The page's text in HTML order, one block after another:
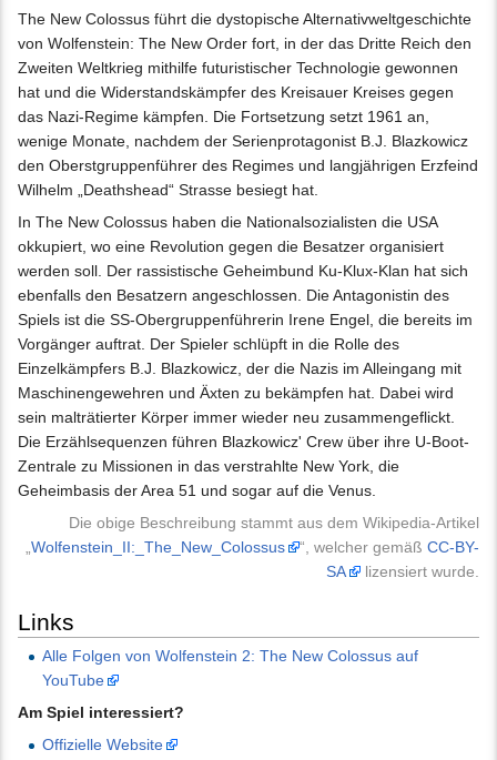
The New Colossus führt die dystopische Alternativweltgeschichte
von Wolfenstein: The New Order fort, in der das Dritte Reich den
Zweiten Weltkrieg mithilfe futuristischer Technologie gewonnen
hat und die Widerstandskämpfer des Kreisauer Kreises gegen
das Nazi-Regime kämpfen. Die Fortsetzung setzt 1961 an,
wenige Monate, nachdem der Serienprotagonist B.J. Blazkowicz
den Oberstgruppenführer des Regimes und langjährigen Erzfeind
Wilhelm „Deathshead“ Strasse besiegt hat.
In The New Colossus haben die Nationalsozialisten die USA
okkupiert, wo eine Revolution gegen die Besatzer organisiert
werden soll. Der rassistische Geheimbund Ku-Klux-Klan hat sich
ebenfalls den Besatzern angeschlossen. Die Antagonistin des
Spiels ist die SS-Obergruppenführerin Irene Engel, die bereits im
Vorgänger auftrat. Der Spieler schlüpft in die Rolle des
Einzelkämpfers B.J. Blazkowicz, der die Nazis im Alleingang mit
Maschinengewehren und Äxten zu bekämpfen hat. Dabei wird
sein malträtierter Körper immer wieder neu zusammengeflickt.
Die Erzählsequenzen führen Blazkowicz' Crew über ihre U-Boot-
Zentrale zu Missionen in das verstrahlte New York, die
Geheimbasis der Area 51 und sogar auf die Venus.
Die obige Beschreibung stammt aus dem Wikipedia-Artikel
Wolfenstein_II:_The_New_Colossus “, welcher gemäß CC-BY-
SA
lizensiert wurde.
Links
Alle Folgen von Wolfenstein 2: The New Colossus auf
YouTube
Am Spiel interessiert?
Offizielle Website